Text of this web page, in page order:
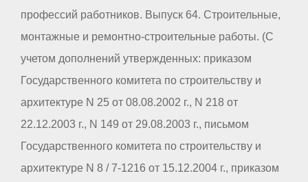
профессий работников. Выпуск 64. Строительные,
монтажные и ремонтно-строительные работы. (С
учетом дополнений утвержденных: приказом
Государственного комитета по строительству и
архитектуре N 25 от 08.08.2002 г., N 218 от
22.12.2003 г., N 149 от 29.08.2003 г., письмом
Государственного комитета по строительству и
архитектуре N 8 / 7-1216 от 15.12.2004 г., приказом